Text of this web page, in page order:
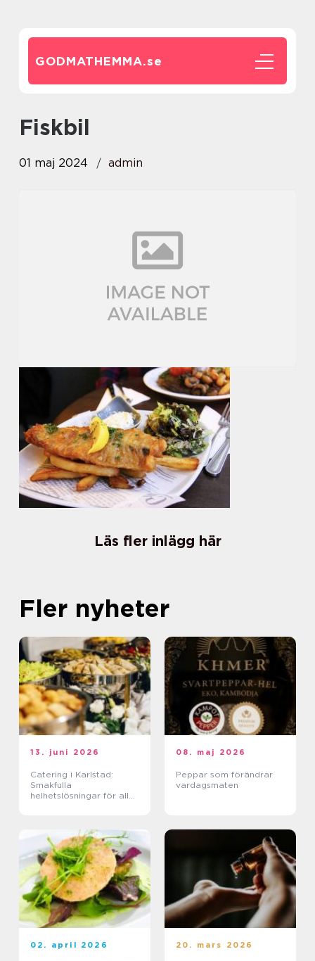
GODMATHEMMA.se
Fiskbil
01 maj 2024 admin
Läs fler inlägg här
Fler nyheter
13. juni 2026
Catering i Karlstad:
Smakfulla
helhetslösningar för alla
08. maj 2026
Peppar som förändrar
vardagsmaten
02. april 2026 20. mars 2026